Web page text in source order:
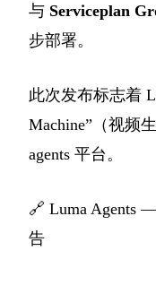
与 Serviceplan
步部署。
此次发布标志着
Machine”（视频
agents 平台。
🔗 Luma Agents
告